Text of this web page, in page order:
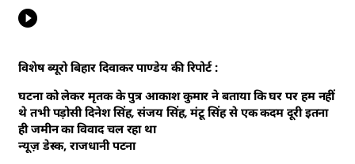
विशेष ब्यूरो बिहार दिवाकर पाण्डेय की रिपोर्ट :
घटना को लेकर मृतक के पुत्र आकाश कुमार ने बताया कि घर पर हम नहीं
थे तभी पड़ोसी दिनेश सिंह, संजय सिंह, मंटू सिंह से एक कदम दूरी इतना
ही जमीन का विवाद चल रहा था
न्यूज़ डेस्क, राजधानी पटना